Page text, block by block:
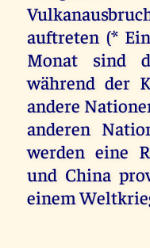
auftreten (*
Monat sind
während der
andere
anderen
werden eine
und China
einem